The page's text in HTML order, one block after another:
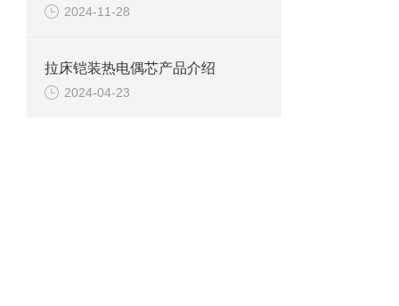
2024-11-28
拉床铠装热电偶芯产品介绍
2024-04-23